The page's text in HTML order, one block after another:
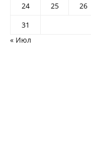
24
25 26
31
« Июл